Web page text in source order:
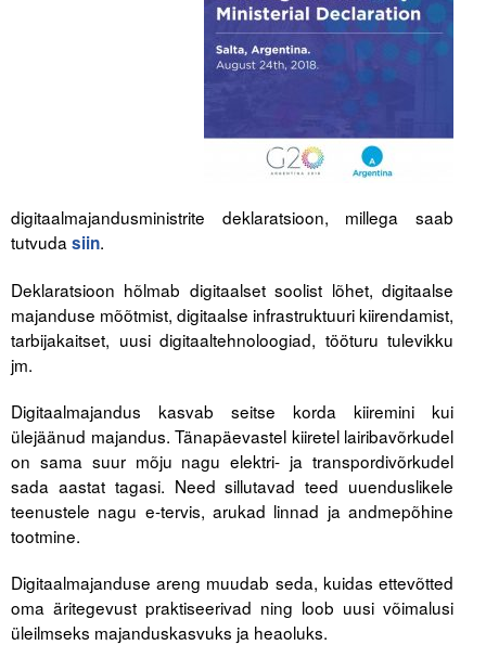
Kontakt
Oskusteave
Incoterms® 2020
Projektid
digitaalmajandusministrite deklaratsioon, millega saab
tutvuda siin.
Deklaratsioon hõlmab digitaalset soolist lõhet, digitaalse
majanduse mõõtmist, digitaalse infrastruktuuri kiirendamist,
tarbijakaitset, uusi digitaaltehnoloogiad, tööturu tulevikku
jm.
Digitaalmajandus kasvab seitse korda kiiremini kui
ülejäänud majandus. Tänapäevastel kiiretel lairibavõrkudel
on sama suur mõju nagu elektri- ja transpordivõrkudel
sada aastat tagasi. Need sillutavad teed uuenduslikele
teenustele nagu e-tervis, arukad linnad ja andmepõhine
tootmine.
Digitaalmajanduse areng muudab seda, kuidas ettevõtted
oma äritegevust praktiseerivad ning loob uusi võimalusi
üleilmseks majanduskasvuks ja heaoluks.